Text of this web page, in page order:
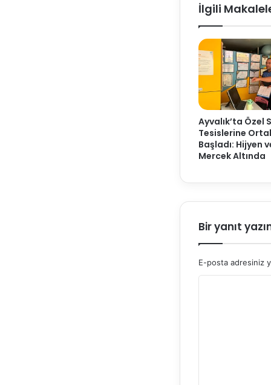
İlgili
Ayvalık’ta Özel
Tesislerine
Başladı: Hijyen
Mercek Altında
Bir yanıt
E-posta adresiniz